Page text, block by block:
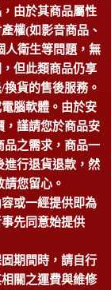
由於其商品屬性
權(如影音商品、
人衛生等問題，無
但此類商品仍享
貨的售後服務。
腦軟體。由於安
，謹請您於商品安
品之需求，商品一
進行退貨退款，然
您留心。
或一經提供即為
先同意始提供
期間時，請自行
關之運費與維修